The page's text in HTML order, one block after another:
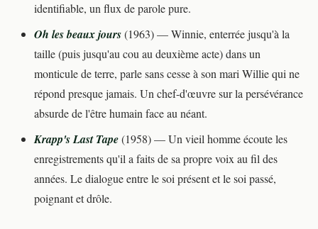
identifiable, un flux de parole pure.
Oh les beaux jours(1963) — Winnie, enterrée jusqu'à la
taille (puis jusqu'au cou au deuxième acte) dans un
monticule de terre, parle sans cesse à son mari Willie qui ne
répond presque jamais. Un chef-d'œuvre sur la persévérance
absurde de l'être humain face au néant.
Krapp's Last Tape(1958) — Un vieil homme écoute les
enregistrements qu'il a faits de sa propre voix au fil des
années. Le dialogue entre le soi présent et le soi passé,
poignant et drôle.